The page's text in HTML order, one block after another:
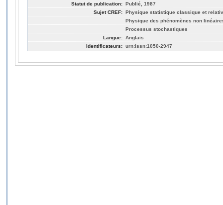
Statut de publication: Publié, 1987
Sujet CREF: Physique statistique classique et
Physique des phénomènes non
Processus stochastiques
Langue: Anglais
Identificateurs: urn:issn:1050-2947